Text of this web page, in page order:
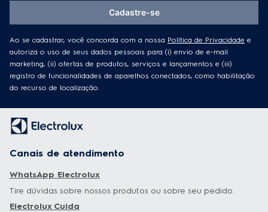
Ao se cadastrar, você concorda com a nossa Política de Privacidade e
autoriza o uso de seus dados pessoais para (i) envio de e-mail
marketing, (ii) ofertas de produtos, serviços e lançamentos e (iii)
registro de funcionalidades de aparelhos conectados, como habilitação
do recurso de localização.
Cadastre-se
Canais de atendimento
WhatsApp Electrolux
Tire dúvidas sobre nossos produtos ou sobre seu pedido.
Electrolux Cuida